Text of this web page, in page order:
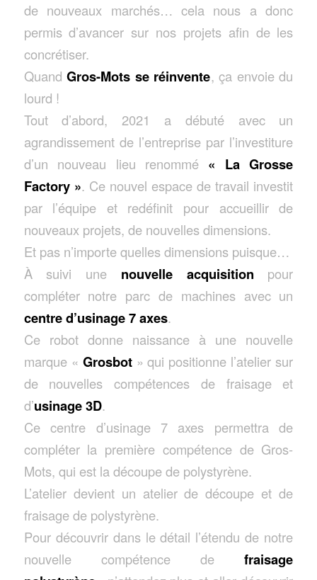
de nouveaux marchés… cela nous a donc
permis d’avancer sur nos projets afin de les
concrétiser.
Quand Gros-Mots se réinvente, ça envoie du
lourd !
Tout d’abord, 2021 a débuté avec un
agrandissement de l’entreprise par l’investiture
d’un nouveau lieu renommé « La Grosse
Factory ». Ce nouvel espace de travail investit
par l’équipe et redéfinit pour accueillir de
nouveaux projets, de nouvelles dimensions.
Et pas n’importe quelles dimensions puisque…
À suivi une nouvelle acquisition pour
compléter notre parc de machines avec un
centre d’usinage 7 axes.
Ce robot donne naissance à une nouvelle
marque « Grosbot» qui positionne l’atelier sur
de nouvelles compétences de fraisage et
d’usinage 3D.
Ce centre d’usinage 7 axes permettra de
compléter la première compétence de Gros-
Mots, qui est la découpe de polystyrène.
L’atelier devient un atelier de découpe et de
fraisage de polystyrène.
Pour découvrir dans le détail l’étendu de notre
nouvelle compétence defraisage